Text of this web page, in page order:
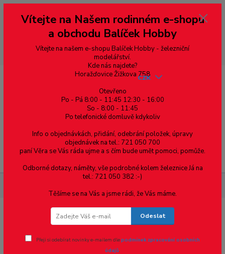
--- pro zákazníky ze Slovenska a jiných zemí, pokud chcete platit v eurech
přepněte si e-shop na euro 💶 pro přepočet měny - pravý horní roh ---
dobírky – pokud si z nějakého důvodu zásilku nevyzvednete, bude po
domluvě zaslána znovu s opětovnou platbou za poštovné, v opačném
případě bude zrušena a účet přidán na blacklist a rušeny následující
objednávky.
Menu
CZK
Rezistor metalizovaný 7K5 0,4W
Novinka Akce
Vítejte na Našem rodinném e-shopu
a obchodu Balíček Hobby
Vítejte na našem e-shopu Balíček Hobby - železniční
modelářství.
Kde nás najdete?
Horažďovice Žižkova 758
Otevřeno
Po - Pá 8:00 - 11:45 12:30 - 16:00
So - 8:00 - 11:45
Po telefonické domluvě kdykoliv
Info o objednávkách, přidání, odebrání položek, úpravy
objednávek na tel.: 721 050 700
paní Věra se Vás ráda ujme a s čím bude umět pomoci, pomůže.
Odborné dotazy, náměty, vše podrobné kolem železnice Já na
tel.: 721 050 382 :-)
Těšíme se na Vás a jsme rádi, že Vás máme.
Odeslat
Přeji si odebírat novinky e-mailem dlepodmínek zpracování osobních
údajů.